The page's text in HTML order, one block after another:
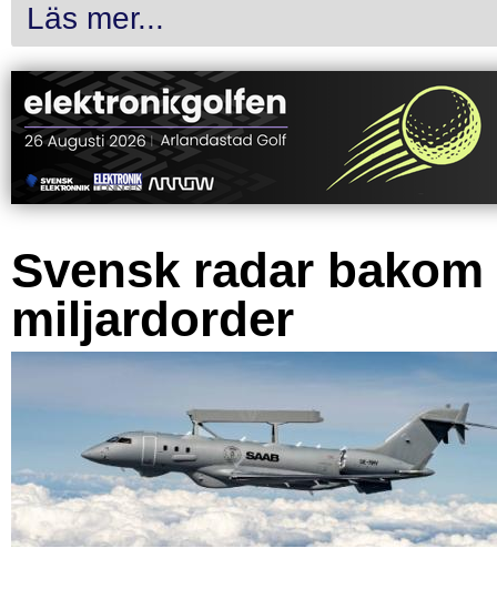
Läs mer...
Svensk radar bakom
miljardorder